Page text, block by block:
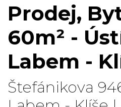
Prodej,
60m² -
Labem -
Štefánikova